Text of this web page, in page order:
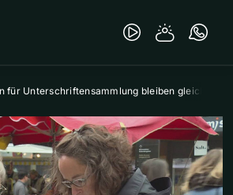
für Unterschriftensammlung bleiben gleich